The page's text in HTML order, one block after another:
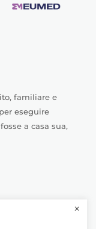
familiare e
eseguire
a casa sua,
×